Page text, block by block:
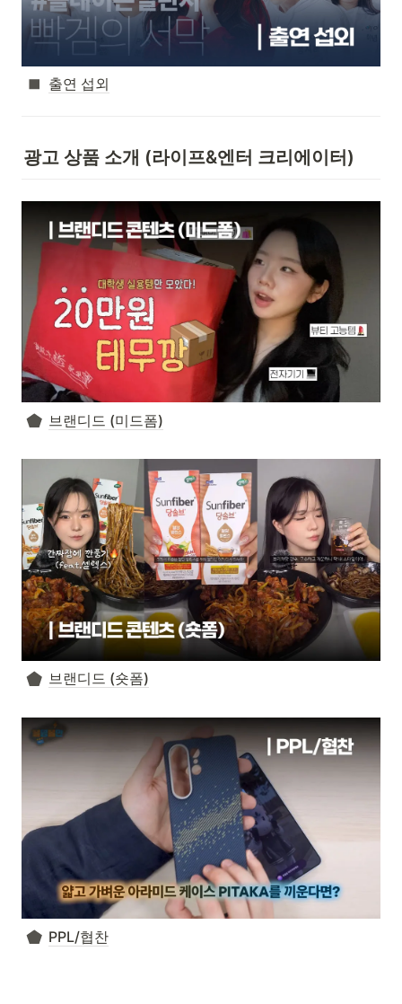
출연 섭외
광고 상품 소개 (라이프&엔터 크리에이터)
브랜디드 (미드폼)
브랜디드 (숏폼)
PPL/협찬